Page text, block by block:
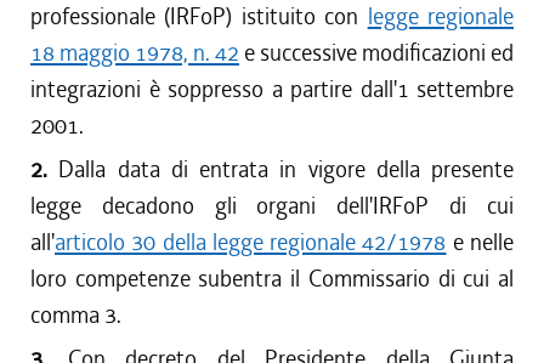
professionale (IRFoP) istituito con legge regionale
18 maggio 1978, n. 42 e successive modificazioni ed
integrazioni è soppresso a partire dall'1 settembre
2001.
2. Dalla data di entrata in vigore della presente
legge decadono gli organi dell'IRFoP di cui
all'articolo 30 della legge regionale 42/1978 e nelle
loro competenze subentra il Commissario di cui al
comma 3.